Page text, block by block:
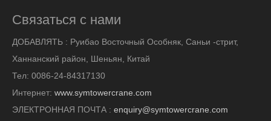
Связаться с нами
ДОБАВЛЯТЬ : Руибао Восточный Особняк, Саньи -стрит,
Ханнанский район, Шеньян, Китай
Тел: 0086-24-84317130
Интернет: www.symtowercrane.com
ЭЛЕКТРОННАЯ ПОЧТА : enquiry@symtowercrane.com